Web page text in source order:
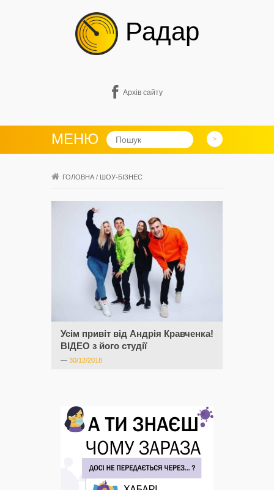
Радар
Архів сайту
МЕНЮ
ГОЛОВНА / ШОУ-БІЗНЕС
Усім привіт від Андрія Кравченка!
ВІДЕО з його студії
— 30/12/2018